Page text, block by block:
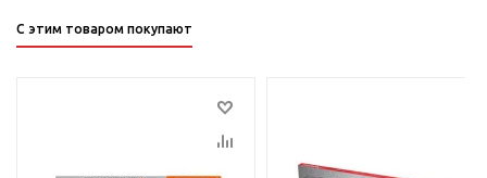
С этим товаром покупают